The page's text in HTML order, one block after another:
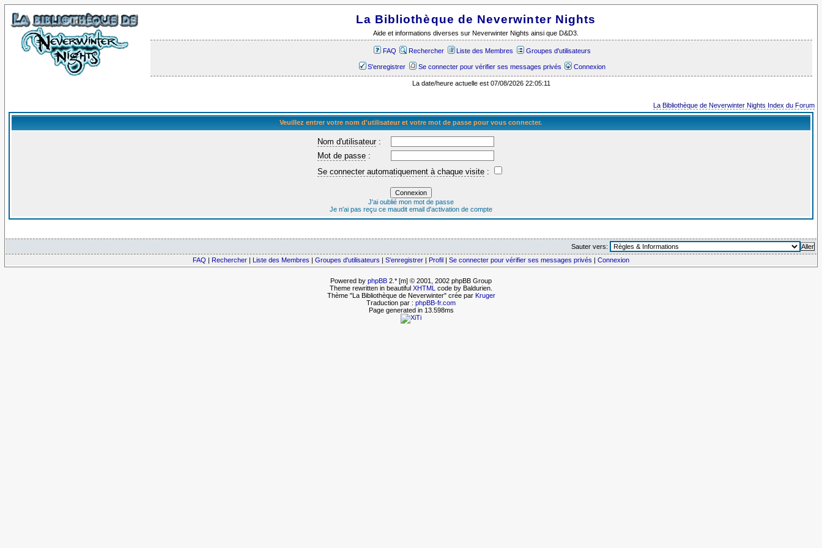
La Bibliothèque de Neverwinter Nights
Aide et informations diverses sur Neverwinter Nights ainsi que D&D3.
FAQ Rechercher Liste des Membres Groupes d'utilisateurs
S'enregistrer Se connecter pour vérifier ses messages privés Connexion
La date/heure actuelle est 07/08/2026 22:05:11
La Bibliothèque de Neverwinter Nights Index du Forum
Veuillez entrer votre nom d'utilisateur et votre mot de passe pour vous connecter.
Nom d'utilisateur:
Mot de passe :
Se connecter automatiquement à chaque visite :
J'ai oublié mon mot de passe
Je n'ai pas reçu ce maudit email d'activation de compte
Sauter vers:
FAQ
Rechercher Liste des Membres Groupes d'utilisateurs S'enregistrer Profil Se connecter pour vérifier ses messages privés Connexion
Powered by phpBB 2.* [m] © 2001, 2002 phpBB Group
Theme rewritten in beautiful XHTML code by Baldurien.
Thème "La Bibliothèque de Neverwinter" crée par Kruger
Traduction par : phpBB-fr.com
Page generated in 13.598ms